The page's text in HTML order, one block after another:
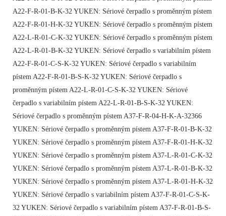
A22-F-R-01-B-K-32 YUKEN: Sériové čerpadlo s proměnným pístem
A22-F-R-01-H-K-32 YUKEN: Sériové čerpadlo s proměnným pístem
A22-L-R-01-C-K-32 YUKEN: Sériové čerpadlo s proměnným pístem
A22-L-R-01-B-K-32 YUKEN: Sériové čerpadlo s variabilním pístem
A22-F-R-01-C-S-K-32 YUKEN: Sériové čerpadlo s variabilním
pístem A22-F-R-01-B-S-K-32 YUKEN: Sériové čerpadlo s
proměnným pístem A22-L-R-01-C-S-K-32 YUKEN: Sériové
čerpadlo s variabilním pístem A22-L-R-01-B-S-K-32 YUKEN:
Sériové čerpadlo s proměnným pístem A37-F-R-04-H-K-A-32366
YUKEN: Sériové čerpadlo s proměnným pístem A37-F-R-01-B-K-32
YUKEN: Sériové čerpadlo s proměnným pístem A37-F-R-01-H-K-32
YUKEN: Sériové čerpadlo s proměnným pístem A37-L-R-01-C-K-32
YUKEN: Sériové čerpadlo s proměnným pístem A37-L-R-01-B-K-32
YUKEN: Sériové čerpadlo s proměnným pístem A37-L-R-01-H-K-32
YUKEN: Sériové čerpadlo s variabilním pístem A37-F-R-01-C-S-K-
32 YUKEN: Sériové čerpadlo s variabilním pístem A37-F-R-01-B-S-